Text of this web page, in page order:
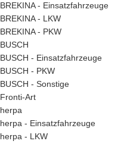
BREKINA - Einsatzfahrzeuge
BREKINA - LKW
BREKINA - PKW
BUSCH
BUSCH - Einsatzfahrzeuge
BUSCH - PKW
BUSCH - Sonstige
Fronti-Art
herpa
herpa - Einsatzfahrzeuge
herpa - LKW